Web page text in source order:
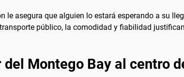
le asegura que alguien lo estará esperando a su
público, la comodidad y fiabilidad
Montego Bay al centro